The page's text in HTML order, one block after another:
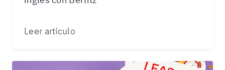
Leer artículo